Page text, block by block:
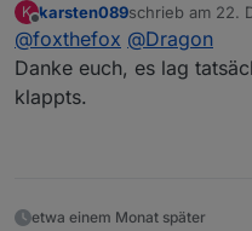
Was zeigt das
Da sollten
( 2 ist gut).
Und danach
Es hilft auch auf
Wenn da nichts
K
Offline
karsten089schrieb am 22.
zuletzt editiert
@foxthefox @Dragon
Danke euch, es lag
klappts.
etwa einem Monat später